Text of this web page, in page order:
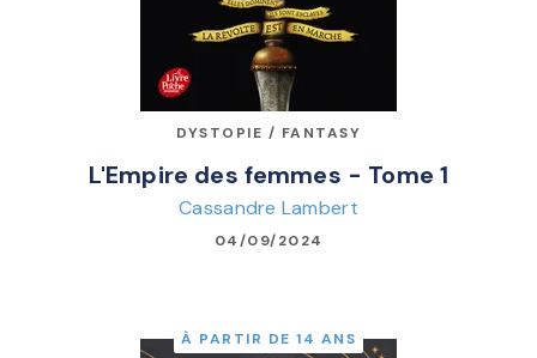
DYSTOPIE / FANTASY
L'Empire des femmes - Tome 1
Cassandre Lambert
04/09/2024
À PARTIR DE 14 ANS